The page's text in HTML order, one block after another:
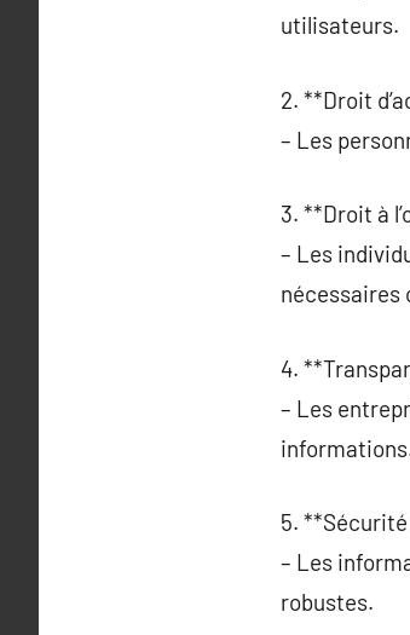
utilisateurs.
2. **Droit
– Les
3. **Droit à
– Les
nécessaires
4.
– Les
5.
– Les
robustes.